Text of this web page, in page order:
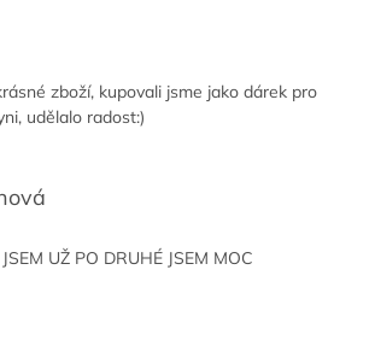
zboží, kupovali jsme jako dárek pro
udělalo radost:)
UŽ PO DRUHÉ JSEM MOC